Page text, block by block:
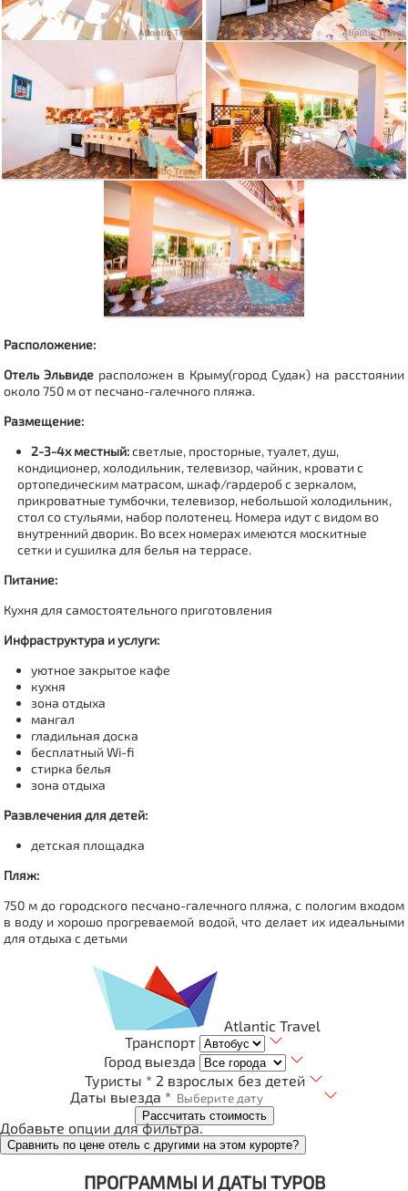
Расположение:
Отель Эльвиде расположен в Крыму(город Судак) на расстоянии
около 750 м от песчано-галечного пляжа.
Размещение:
2-3-4х местный: светлые, просторные, туалет, душ,
кондиционер, холодильник, телевизор, чайник, кровати с
ортопедическим матрасом, шкаф/гардероб с зеркалом,
прикроватные тумбочки, телевизор, небольшой холодильник,
стол со стульями, набор полотенец. Номера идут с видом во
внутренний дворик. Во всех номерах имеются москитные
сетки и сушилка для белья на террасе.
Питание:
Кухня для самостоятельного приготовления
Инфраструктура и услуги:
уютное закрытое кафе
кухня
зона отдыха
мангал
гладильная доска
бесплатный Wi-fi
стирка белья
зона отдыха
Развлечения для детей:
детская площадка
Пляж:
750 м до городского песчано-галечного пляжа, с пологим входом
в воду и хорошо прогреваемой водой, что делает их идеальными
для отдыха с детьми
Atlantic Travel
Транспорт
Город выезда
Туристы * 2 взрослых без детей
Даты выезда *
Рассчитать стоимость
Добавьте опции для фильтра.
Сравнить по цене отель с другими на этом курорте?
ПРОГРАММЫ И ДАТЫ ТУРОВ